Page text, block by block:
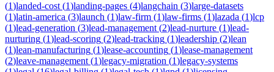
(1)landed-cost (1)landing-pages (4)langchain (3)large-datasets
(1)latin-america (3)launch (1)law-firm (1)law-firms (1)lazada (1)lcp
(1)lead-generation (3)lead-management (2)lead-nurture (1)lead-
nurturing (1)lead-scoring (2)lead-tracking (1)leadership (2)lean
(1)lean-manufacturing (1)lease-accounting (1)lease-management
(2)leave-management (1)legacy-migration (1)legacy-systems